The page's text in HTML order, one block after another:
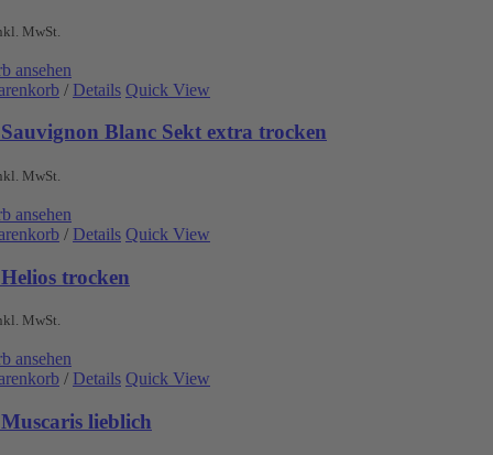
MwSt.
ansehen
/ Details Quick View
Blanc Sekt extra trocken
MwSt.
ansehen
/ Details Quick View
trocken
MwSt.
ansehen
/ Details Quick View
lieblich